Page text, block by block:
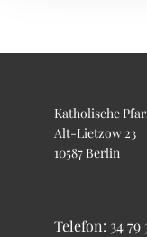
Katholische
Alt-Lietzow 23
10587 Berlin
Telefon: 34 79